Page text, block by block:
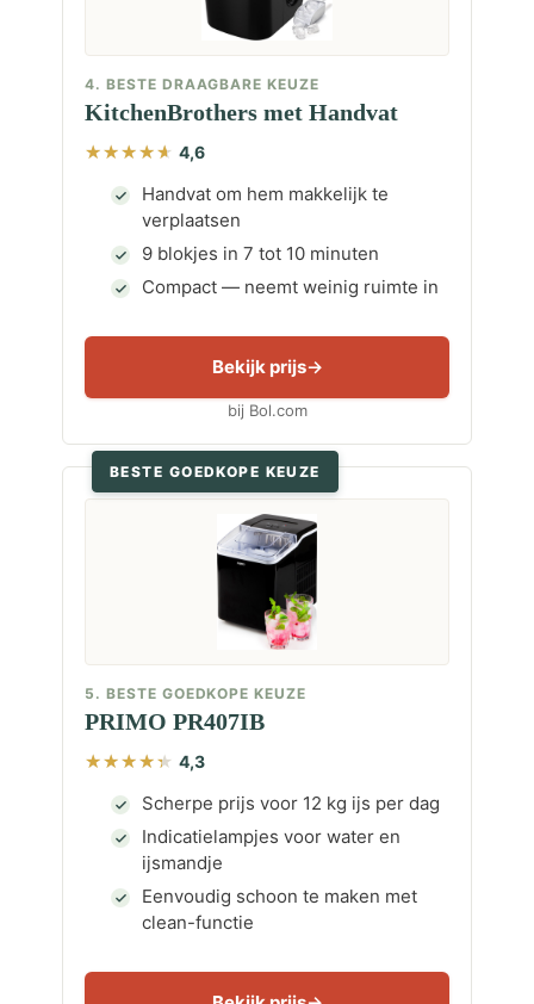
4. BESTE DRAAGBARE KEUZE
KitchenBrothers met Handvat
4,6
Handvat om hem makkelijk te
verplaatsen
9 blokjes in 7 tot 10 minuten
Compact — neemt weinig ruimte in
Bekijk prijs
bij Bol.com
BESTE GOEDKOPE KEUZE
5. BESTE GOEDKOPE KEUZE
PRIMO PR407IB
4,3
Scherpe prijs voor 12 kg ijs per dag
Indicatielampjes voor water en
ijsmandje
Eenvoudig schoon te maken met
clean-functie